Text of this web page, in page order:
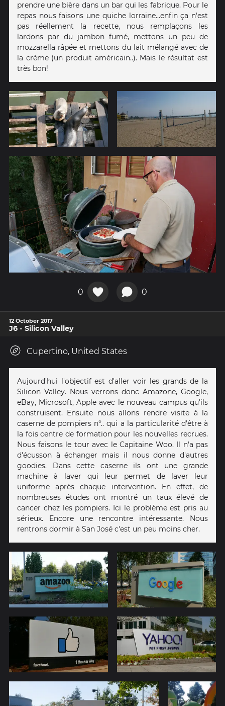
prendre une bière dans un bar qui les fabrique. Pour le
repas nous faisons une quiche lorraine...enfin ça n'est
pas réellement la recette, nous remplaçons les
lardons par du jambon fumé, mettons un peu de
mozzarella râpée et mettons du lait mélangé avec de
la crème (un produit américain..). Mais le résultat est
très bon!
0 0
12 October 2017
J6 - Silicon Valley
Cupertino, United States
Aujourd'hui l'objectif est d'aller voir les grands de la
Silicon Valley. Nous verrons donc Amazone, Google,
eBay, Microsoft, Apple avec le nouveau campus qu'ils
construisent. Ensuite nous allons rendre visite à la
caserne de pompiers n°.. qui a la particularité d'être à
la fois centre de formation pour les nouvelles recrues.
Nous faisons le tour avec le Capitaine Woo. Il n'a pas
d'écusson à échanger mais il nous donne d'autres
goodies. Dans cette caserne ils ont une grande
machine à laver qui leur permet de laver leur
uniforme après chaque intervention. En effet, de
nombreuses études ont montré un taux élevé de
cancer chez les pompiers. Ici le problème est pris au
sérieux. Encore une rencontre intéressante. Nous
rentrons dormir à San José c'est un peu moins cher.